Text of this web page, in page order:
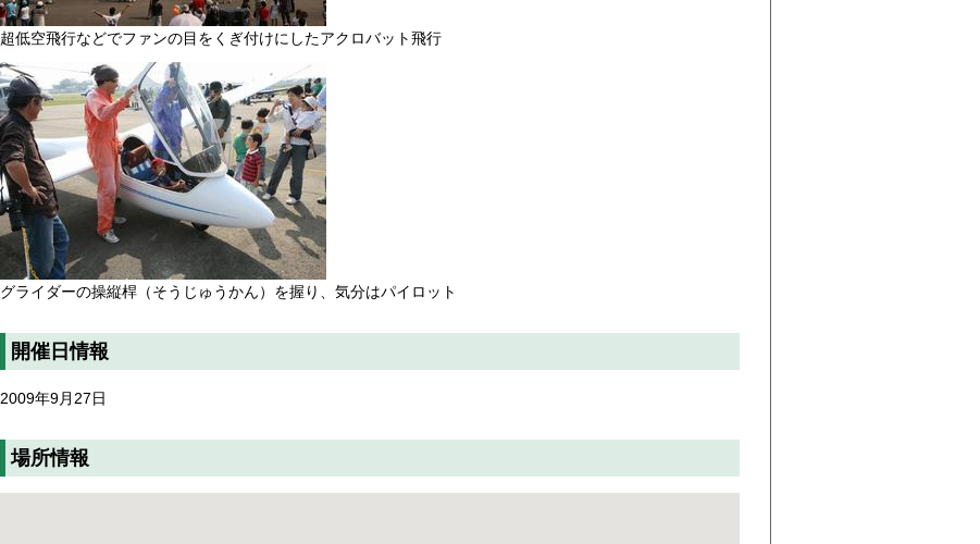
超低空飛行などでファンの目をくぎ付けにしたアクロバット飛行
グライダーの操縦桿（そうじゅうかん）を握り、気分はパイロット
開催日情報
2009年9月27日
場所情報